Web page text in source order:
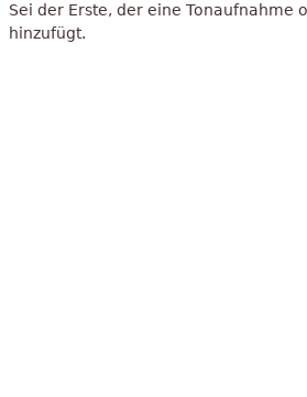
Sei der Erste, der eine Tonaufnahme
hinzufügt.